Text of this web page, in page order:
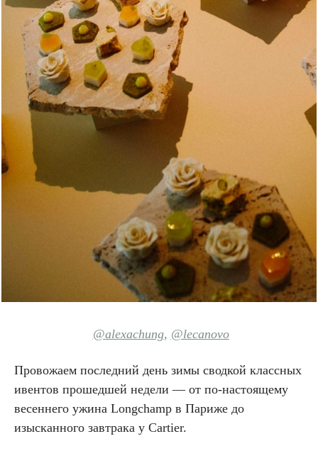
@alexachung, @lecanovo
Провожаем последний день зимы сводкой классных
ивентов прошедшей недели — от по-настоящему
весеннего ужина Longchamp в Париже до
изысканного завтрака у Cartier.